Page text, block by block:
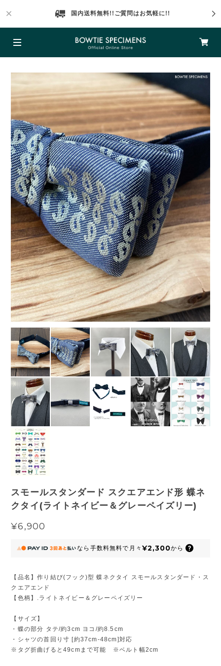
国内送料無料!!ご質問はお気軽に!!
スモールスタンダード スクエアエンド形 蝶ネ
クタイ(ライトネイビー＆グレーペイズリー)
¥6,900
なら 手数料無料で 月々 ¥2,300から
【品名】作り結び(フック)型 蝶ネクタイ スモールスタンダード・ス
クエアエンド
【色柄】.ライトネイビー＆グレーペイズリー
【サイズ】
・蝶の部分 タテ/約3cm ヨコ/約8.5cm
・シャツの首回り寸 [約37cm-48cm]対応
※タグ折曲げると49cmまで可能 ※ベルト幅2cm